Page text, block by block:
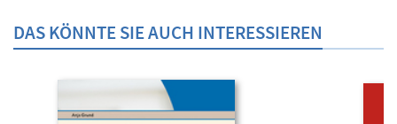
DAS KÖNNTE SIE AUCH INTERESSIEREN